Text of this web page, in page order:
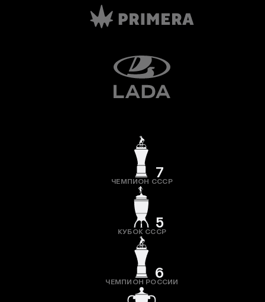
7
ЧЕМПИОН СССР
5
КУБОК СССР
6
ЧЕМПИОН РОССИИ